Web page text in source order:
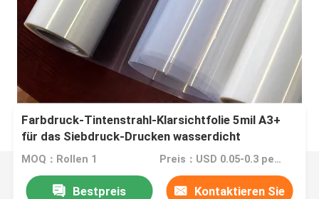
Farbdruck-Tintenstrahl-Klarsichtfolie 5mil A3+
für das Siebdruck-Drucken wasserdicht
MOQ：Rollen 1 Preis：USD 0.05-0.3 per sheet
Bestpreis Kontaktieren Sie